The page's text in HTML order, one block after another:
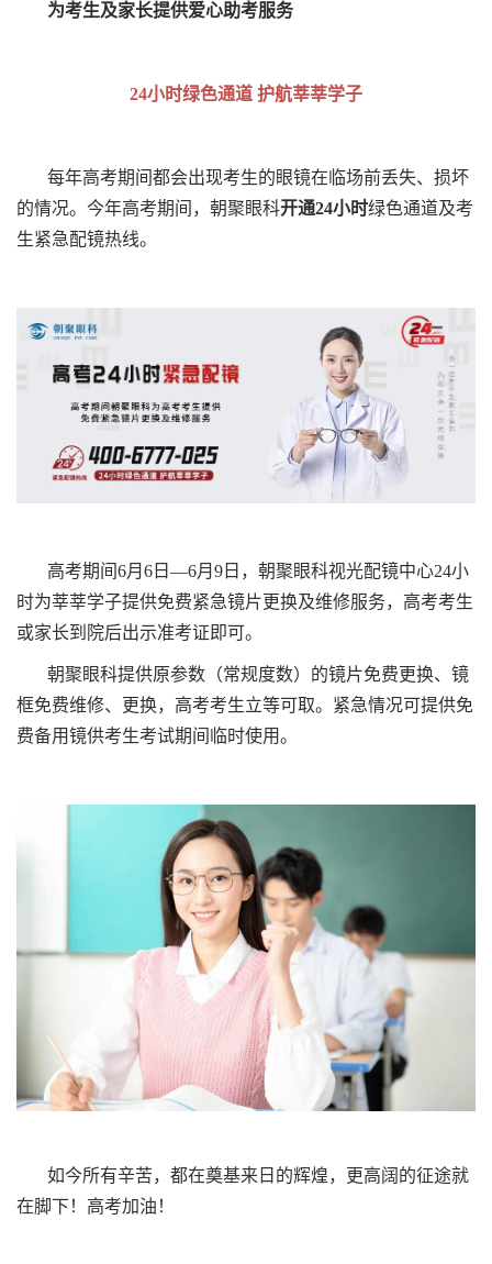
为考生及家长提供爱心助考服务
24小时绿色通道 护航莘莘学子
每年高考期间都会出现考生的眼镜在临场前丢失、损坏
的情况。今年高考期间，朝聚眼科开通24小时绿色通道及考
生紧急配镜热线。
高考期间6月6日—6月9日，朝聚眼科视光配镜中心24小
时为莘莘学子提供免费紧急镜片更换及维修服务，高考考生
或家长到院后出示准考证即可。
朝聚眼科提供原参数（常规度数）的镜片免费更换、镜
框免费维修、更换，高考考生立等可取。紧急情况可提供免
费备用镜供考生考试期间临时使用。
如今所有辛苦， 都在奠基来日的辉煌，
更高阔的征途就
在脚下！ 高考加油！